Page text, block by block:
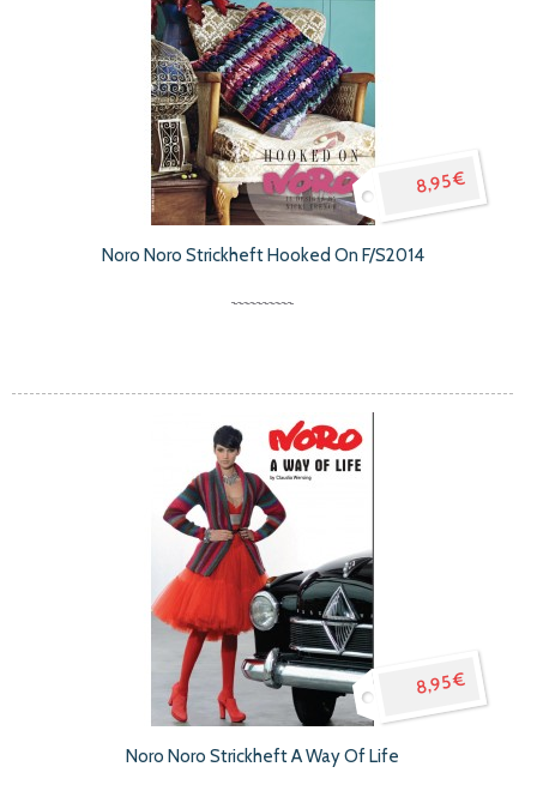
8,95 €
Noro Noro Strickheft Hooked On F/S2014
8,95 €
Noro Noro Strickheft A Way Of Life